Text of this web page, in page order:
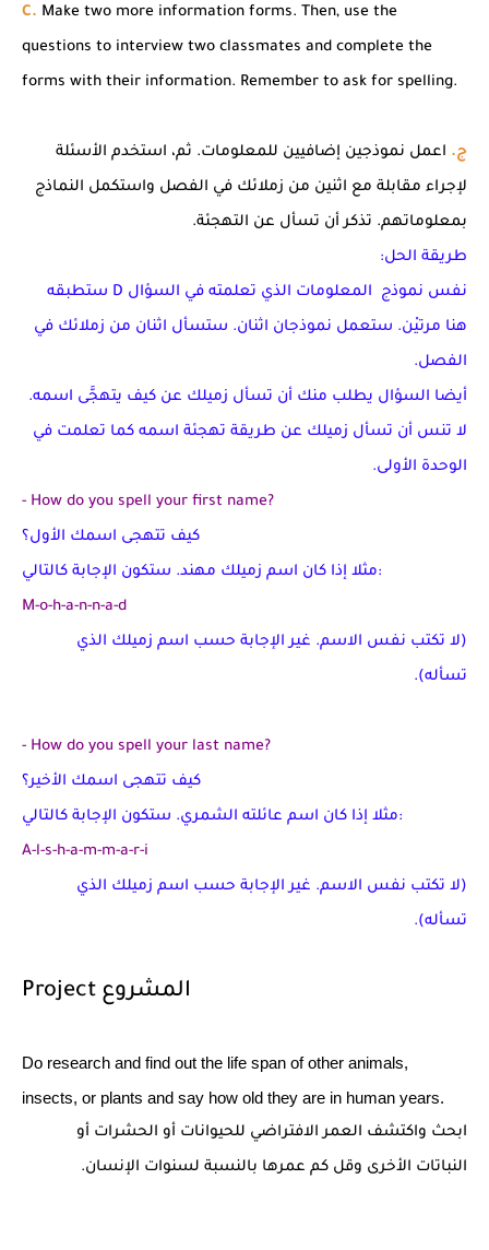
C. Make two more information forms. Then, use the
questions to interview two classmates and complete the
forms with their information. Remember to ask for spelling.
ج. اعمل نموذجين إضافيين للمعلومات. ثم، استخدم الأسئلة
لإجراء مقابلة مع اثنين من زملائك في الفصل واستكمل النماذج
بمعلوماتهم. تذكر أن تسأل عن التهجئة.
طريقة الحل:
نفس نموذج المعلومات الذي تعلمته في السؤال D ستطبقه
هنا مرتيْن. ستعمل نموذجان اثنان. ستسأل اثنان من زملائك في
الفصل.
أيضا السؤال يطلب منك أن تسأل زميلك عن كيف يتهجَّى اسمه.
لا تنس أن تسأل زميلك عن طريقة تهجئة اسمه كما تعلمت في
الوحدة الأولى.
- How do you spell your first name?
كيف تتهجى اسمك الأول؟
مثلا إذا كان اسم زميلك مهند. ستكون الإجابة كالتالي:
M-o-h-a-n-n-a-d
(لا تكتب نفس الاسم. غير الإجابة حسب اسم زميلك الذي
تسأله).
- How do you spell your last name?
كيف تتهجى اسمك الأخير؟
مثلا إذا كان اسم عائلته الشمري. ستكون الإجابة كالتالي:
A-l-s-h-a-m-m-a-r-i
(لا تكتب نفس الاسم. غير الإجابة حسب اسم زميلك الذي
تسأله).
Project المشروع
Do research and find out the life span of other animals,
insects, or plants and say how old they are in human years.
ابحث واكتشف العمر الافتراضي للحيوانات أو الحشرات أو
النباتات الأخرى وقل كم عمرها بالنسبة لسنوات الإنسان.